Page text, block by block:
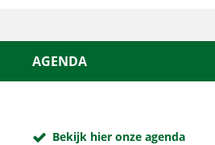
AGENDA
Bekijk hier onze agenda